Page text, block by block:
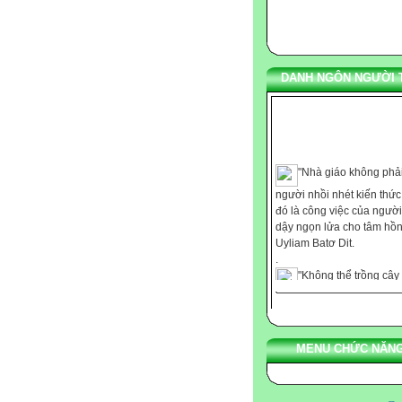
DANH NGÔN NGƯỜI
người nhồi nhét kiến thức
đó là công việc của người
dậy ngọn lửa cho tâm
Uyliam Batơ Dit.
.
.
"Chúng ta không thể
MENU CHỨC